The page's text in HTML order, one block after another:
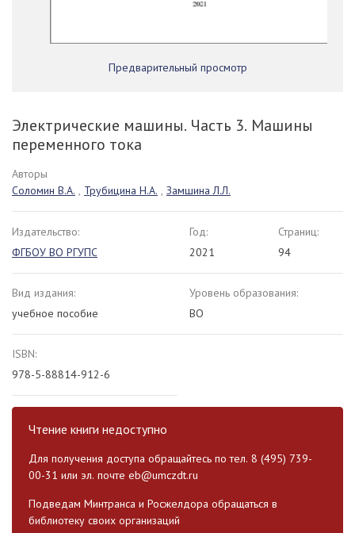
Предварительный просмотр
Электрические машины. Часть 3. Машины
переменного тока
Авторы
Соломин В.А. , Трубицина Н.А. , Замшина Л.Л.
Издательство:
ФГБОУ ВО РГУПС
Год:
2021
Страниц:
94
Вид издания:
учебное пособие
Уровень образования:
ВО
ISBN:
978-5-88814-912-6
Чтение книги недоступно
Для получения доступа обращайтесь по тел. 8 (495) 739-
00-31 или эл. почте eb@umczdt.ru
Подведам Минтранса и Росжелдора обращаться в
библиотеку своих организаций